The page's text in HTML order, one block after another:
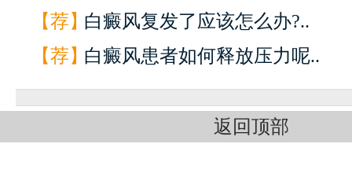
【荐】白癜风复发了应该怎么办?..
【荐】白癜风患者如何释放压力呢..
返回顶部